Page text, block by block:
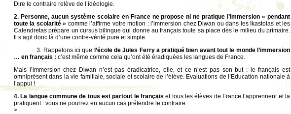
Dire le contraire relève de l’idéologie.
2. Personne, aucun système scolaire en France ne propose ni ne pratique l’immersion « pendant
toute la scolarité » comme l’affirme votre motion : l’immersion chez Diwan ou dans les Ikastolas et les
Calendretas prépare un cursus bilingue qui donne au français toute sa place dès le milieu du primaire.
Il s’agit donc là d’une contre-vérité pure et simple.
3. Rappelons ici que l’école de Jules Ferry a pratiqué bien avant tout le monde l’immersion
… en français : c’est même comme cela qu’ont été éradiquées les langues de France.
Mais l’immersion chez Diwan n’est pas éradicatrice, elle, et ce n’est pas son but : le français est
omniprésent dans la vie familiale, sociale et scolaire de l’élève. Evaluations de l’Education nationale à
l’appui !
4. La langue commune de tous est partout le français et tous les élèves de France l’apprennent et la
pratiquent : vous ne pourrez en aucun cas prétendre le contraire.
>